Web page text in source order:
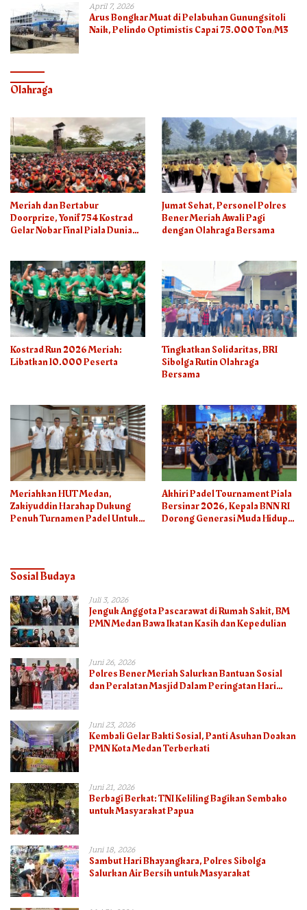
April 7, 2026
Arus Bongkar Muat di Pelabuhan Gunungsitoli
Naik, Pelindo Optimistis Capai 75.000 Ton/M3
Olahraga
Meriah dan Bertabur
Doorprize, Yonif 754 Kostrad
Gelar Nobar Final Piala Dunia
Jumat Sehat, Personel Polres
Bener Meriah Awali Pagi
dengan Olahraga Bersama
Kostrad Run 2026 Meriah:
Libatkan 10.000 Peserta
Tingkatkan Solidaritas, BRI
Sibolga Rutin Olahraga
Bersama
Meriahkan HUT Medan,
Zakiyuddin Harahap Dukung
Penuh Turnamen Padel Untuk
Akhiri Padel Tournament Piala
Bersinar 2026, Kepala BNN RI
Dorong Generasi Muda Hidup
Sosial Budaya
Juli 3, 2026
Jenguk Anggota Pascarawat di Rumah Sakit, BM
PMN Medan Bawa Ikatan Kasih dan Kepedulian
Juni 26, 2026
Polres Bener Meriah Salurkan Bantuan Sosial
dan Peralatan Masjid Dalam Peringatan Hari
Juni 23, 2026
Kembali Gelar Bakti Sosial, Panti Asuhan Doakan
PMN Kota Medan Terberkati
Juni 21, 2026
Berbagi Berkat: TNI Keliling Bagikan Sembako
untuk Masyarakat Papua
Juni 18, 2026
Sambut Hari Bhayangkara, Polres Sibolga
Salurkan Air Bersih untuk Masyarakat